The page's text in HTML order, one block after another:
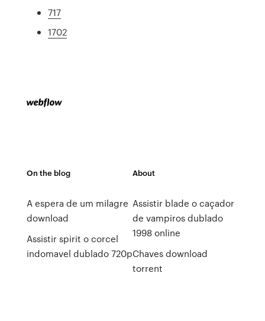
717
1702
On the blog
A espera de um milagre
download
Assistir spirit o corcel
indomavel dublado 720p
About
Assistir blade o caçador
de vampiros dublado
1998 online
Chaves download
torrent